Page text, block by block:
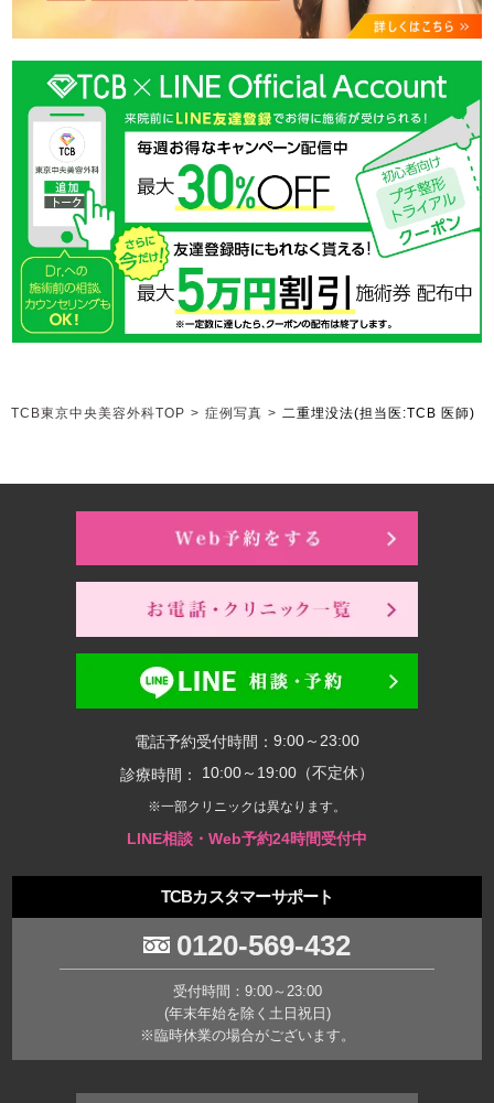
TCB東京中央美容外科TOP > 症例写真 > 二重埋没法(担当医:TCB 医師)
電話予約受付時間： 9:00～23:00
診療時間：
10:00～19:00（不定休）
※一部クリニックは異なります。
LINE相談・Web予約24時間受付中
TCBカスタマーサポート
0120-569-432
受付時間：9:00～23:00
(年末年始を除く土日祝日)
※臨時休業の場合がございます。